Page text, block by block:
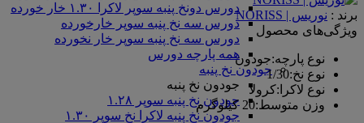
دورس دونخ پنبه سوپر لاکرا ۱.۳۰ خار خورده
دورس سه نخ پنبه سوپر خارخورده
دورس سه نخ پنبه سوپر خار نخورده
همه پارچه دورس
جودون نخ پنبه
جودون نخ پنبه
جودون نخ پنبه سوپر ۱.۲۸
جودون نخ پنبه لاکرا نخ سوپر ۱.۳۰
برند : نوریس | NORISS
ویژگی‌های محصول
نوع پارچه:جودون
نوع نخ:
1/30
نوع لاکرا :کرولا
وزن متوسط:20 کیلوگرم